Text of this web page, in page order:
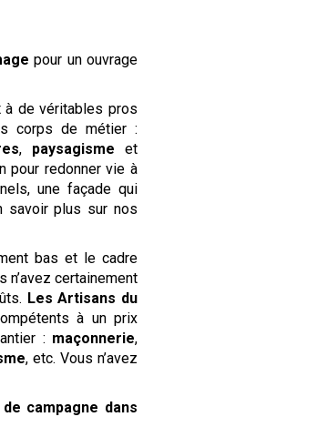
pour un ouvrage
à de véritables pros
corps de métier :
, paysagisme et
pour redonner vie à
une façade qui
savoir plus sur nos
bas et le cadre
n’avez certainement
Les Artisans du
à un prix
: maçonnerie,
, etc. Vous n’avez
campagne dans